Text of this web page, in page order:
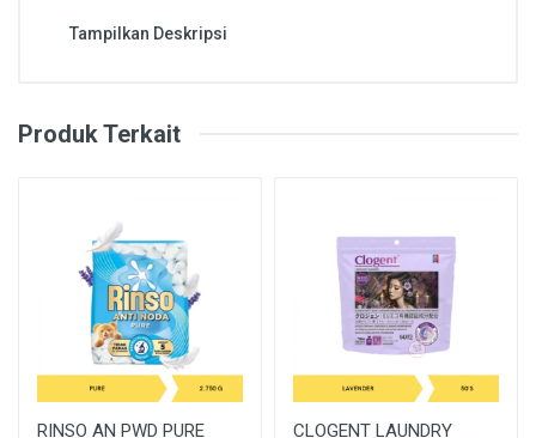
Tampilkan Deskripsi
Produk Terkait
RINSO AN PWD PURE
CLOGENT LAUNDRY